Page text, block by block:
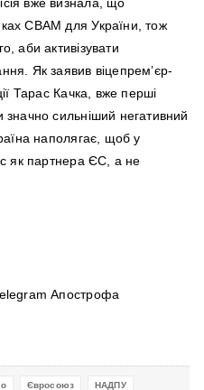
CBAM для України, тож
аби активізувати
Як заявив віцепрем’єр-
Тарас Качка, вже перші
значно сильніший негативний
наполягає, щоб у
як партнера ЄС, а не
Апострофа
Євросоюз НАДПУ